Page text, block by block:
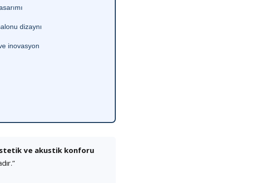
dizaynı
inovasyon
ve akustik konforu